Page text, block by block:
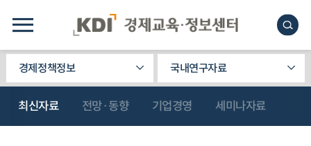
경제정책정보 국내연구자료
최신자료 전망·동향 기업경영 세미나자료